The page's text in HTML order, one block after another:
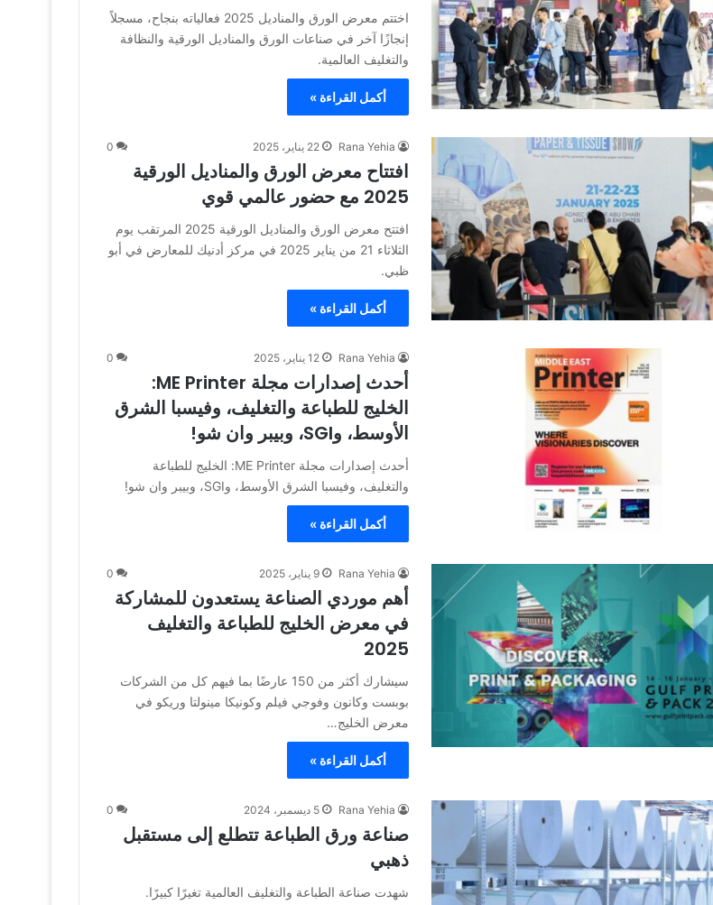
اختتم معرض الورق والمناديل 2025 فعالياته بنجاح، مسجلاً
إنجازًا آخر في صناعات الورق والمناديل الورقية والنظافة
والتغليف العالمية.
أكمل القراءة »
Rana Yehia 22 يناير، 2025 0
افتتاح معرض الورق والمناديل الورقية
2025 مع حضور عالمي قوي
افتتح معرض الورق والمناديل الورقية 2025 المرتقب يوم
الثلاثاء 21 من يناير 2025 في مركز أدنيك للمعارض في أبو
ظبي.
أكمل القراءة »
Rana Yehia 12 يناير، 2025 0
أحدث إصدارات مجلة ME Printer:
الخليج للطباعة والتغليف، وفيسبا الشرق
الأوسط، وSGI، وبيبر وان شو!
أحدث إصدارات مجلة ME Printer: الخليج للطباعة
والتغليف، وفيسبا الشرق الأوسط، وSGI، وبيبر وان شو!
أكمل القراءة »
Rana Yehia 9 يناير، 2025 0
أهم موردي الصناعة يستعدون للمشاركة
في معرض الخليج للطباعة والتغليف
2025
سيشارك أكثر من 150 عارضًا بما فيهم كل من الشركات
بوبست وكانون وفوجي فيلم وكونيكا مينولتا وريكو في
معرض الخليج…
أكمل القراءة »
Rana Yehia 5 ديسمبر، 2024 0
صناعة ورق الطباعة تتطلع إلى مستقبل
ذهبي
شهدت صناعة الطباعة والتغليف العالمية تغيرًا كبيرًا.